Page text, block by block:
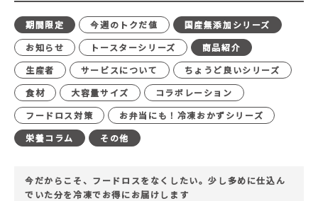
期間限定 今週のトクだ値
国産無添加シリーズ
お知らせ
トースターシリーズ
商品紹介
生産者
サービスについて
ちょうど良いシリーズ
食材
大容量サイズ
コラボレーション
フードロス対策
お弁当にも！冷凍おかずシリーズ
栄養コラム
その他
今だからこそ、フードロスをなくしたい。少し多めに仕込ん
でいた分を冷凍でお得にお届けします